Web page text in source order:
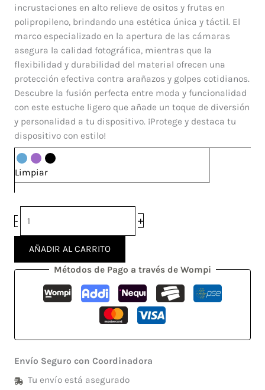
incrustaciones en alto relieve de ositos y frutas en
polipropileno, brindando una estética única y táctil. El
marco especializado en la apertura de las cámaras
asegura la calidad fotográfica, mientras que la
flexibilidad y durabilidad del material ofrecen una
protección efectiva contra arañazos y golpes cotidianos.
Descubre la fusión perfecta entre moda y funcionalidad
con este estuche ligero que añade un toque de diversión
y personalidad a tu dispositivo. ¡Protege y destaca tu
dispositivo con estilo!
Limpiar
-
Max
+
AÑADIR AL CARRITO
Métodos de Pago a través de Wompi
Envío Seguro con Coordinadora
Tu envío está asegurado